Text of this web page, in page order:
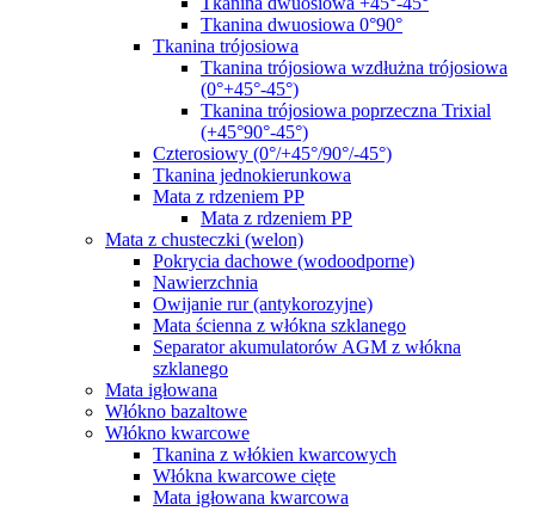
Tkanina dwuosiowa 0°90°
Tkanina trójosiowa
Tkanina trójosiowa wzdłużna trójosiowa
(0°+45°-45°)
Tkanina trójosiowa poprzeczna Trixial
(+45°90°-45°)
Czterosiowy (0°/+45°/90°/-45°)
Tkanina jednokierunkowa
Mata z rdzeniem PP
Mata z rdzeniem PP
Mata z chusteczki (welon)
Pokrycia dachowe (wodoodporne)
Nawierzchnia
Owijanie rur (antykorozyjne)
Mata ścienna z włókna szklanego
Separator akumulatorów AGM z włókna
szklanego
Mata igłowana
Włókno bazaltowe
Włókno kwarcowe
Tkanina z włókien kwarcowych
Włókna kwarcowe cięte
Mata igłowana kwarcowa